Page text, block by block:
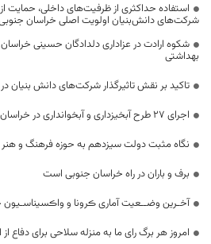
استفاده حداکثری از ظرفیت‌های داخلی، حمایت
شرکت‌های دانش‌بنیان اولویت اصلی خراسان
شکوه ارادت در عزاداری دلدادگان حسینی
بهداشتی
تاکید بر نقش تاثیرگذار شرکت‌های دانش بنیان
اجرای 27 طرح آبخیزداری و آبخوانداری در خراسان جنوبی
نگاه مثبت دولت سیزدهم به حوزه فرهنگ و
برف و باران در راه خراسان جنوبی است
آخـرین وضــعیت آماری ڪرونا و واڪسیناسـیون
امروز هر برگ رای ما به منزله سلاحی برای دفاع